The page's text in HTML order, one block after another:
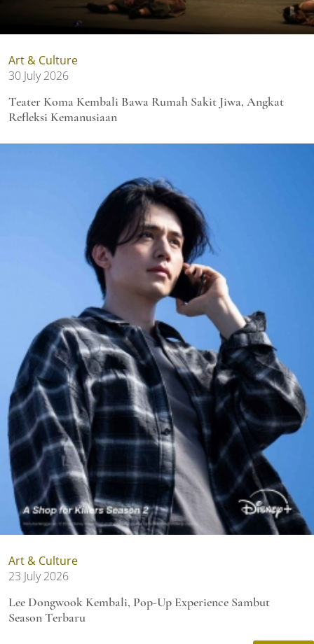
Art & Culture
30 July 2026
Teater Koma Kembali Bawa Rumah Sakit Jiwa, Angkat
Refleksi Kemanusiaan
Art & Culture
23 July 2026
Lee Dongwook Kembali, Pop-Up Experience Sambut
Season Terbaru